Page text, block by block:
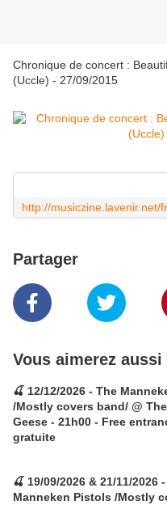
Chronique de concert :
(Uccle) - 27/09/2015
Partager
Vous aimerez aussi
🍒 12/12/2026 - The
/Mostly covers band/ @
Geese - 21h00 - Free
gratuite
🍒 19/09/2026 & 21/11/2026
Manneken Pistols /Mostly